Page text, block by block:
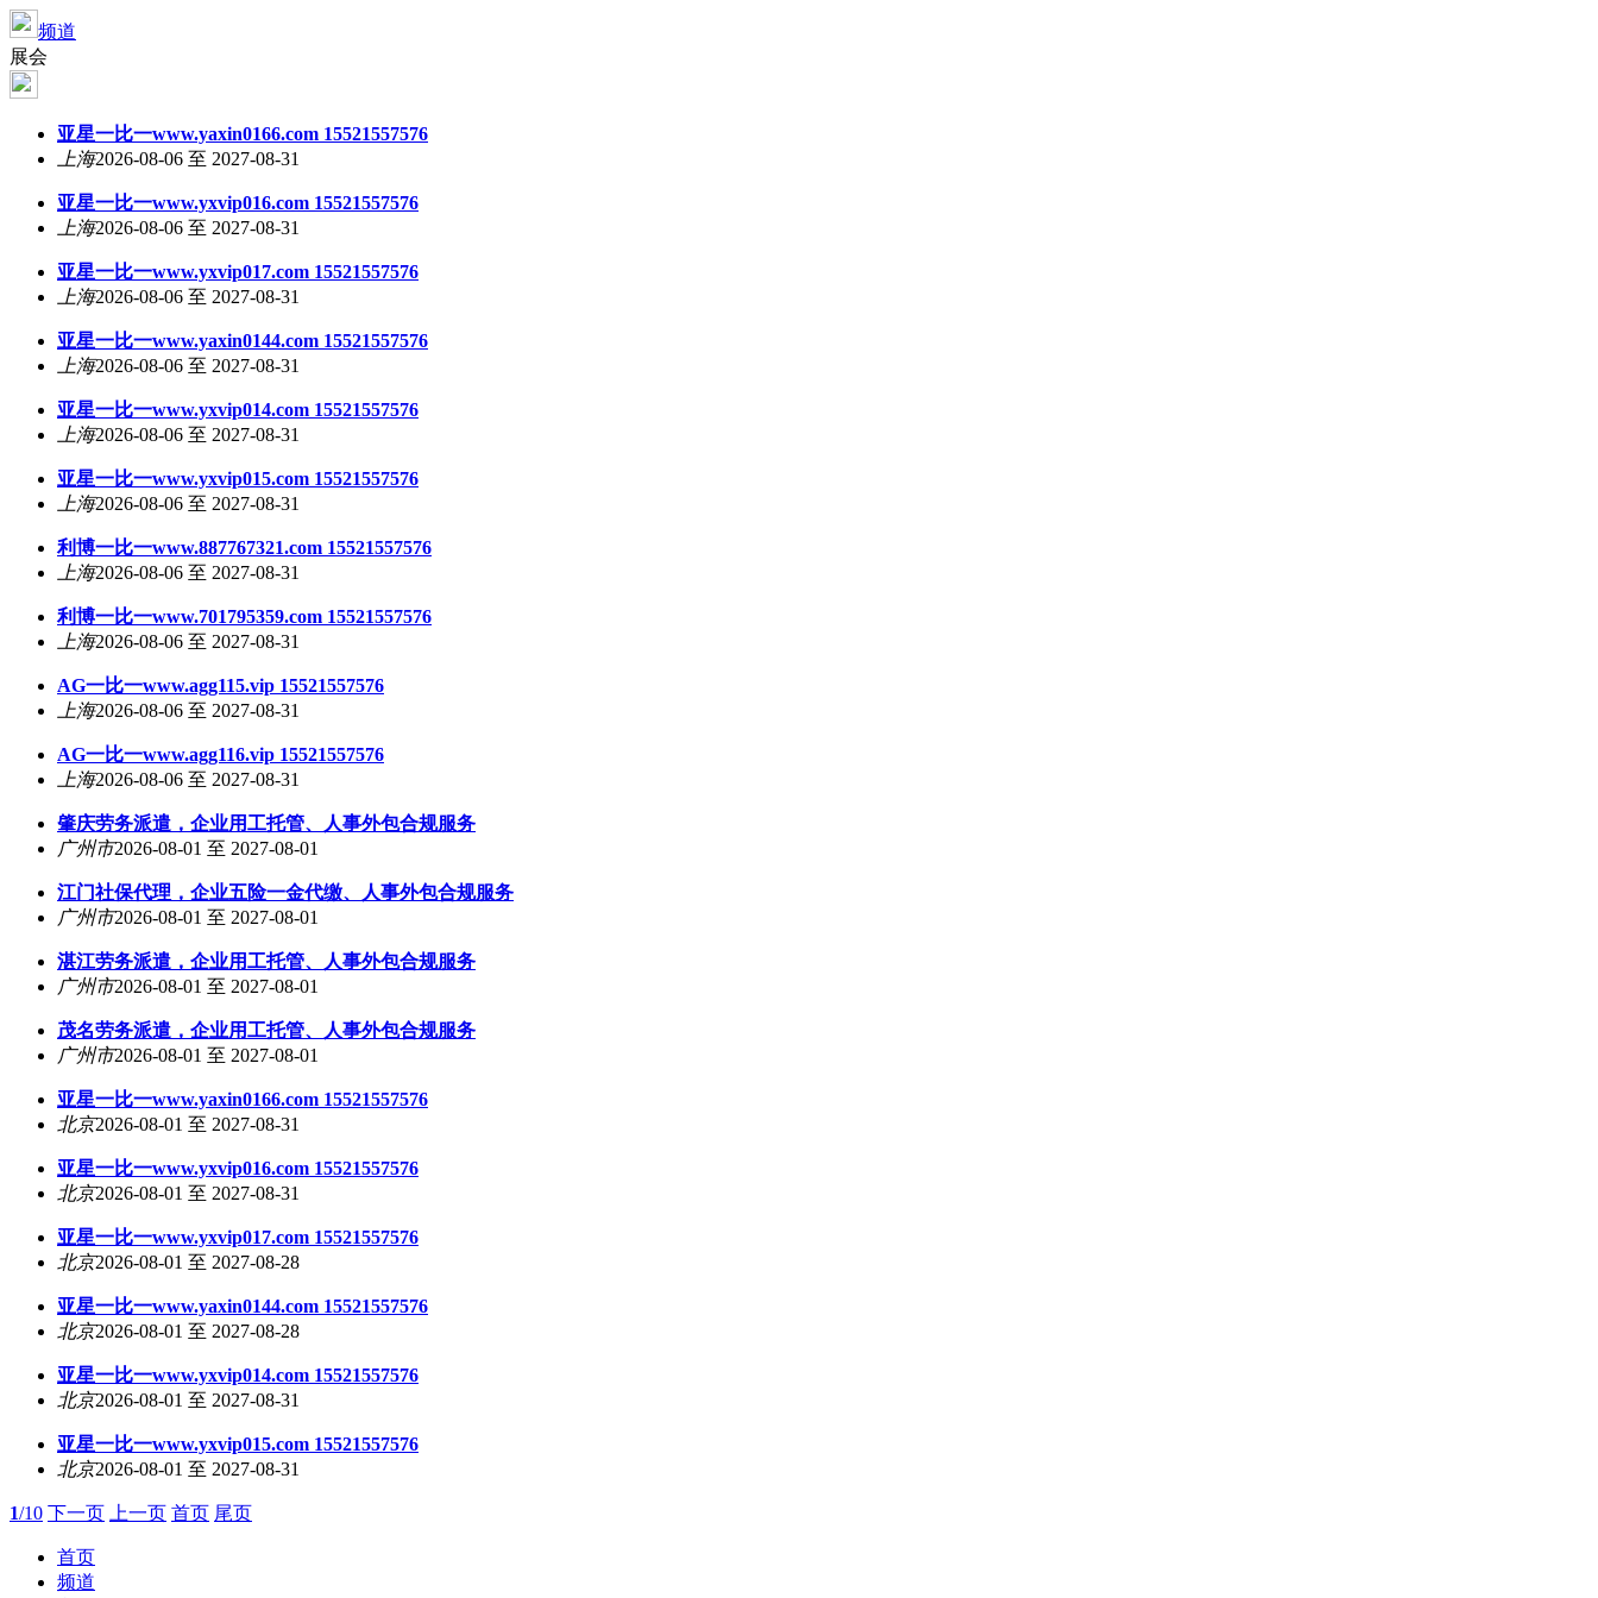
频道
展会
亚星一比一www.yaxin0166.com 15521557576
上海2026-08-06 至 2027-08-31
亚星一比一www.yxvip016.com 15521557576
上海2026-08-06 至 2027-08-31
亚星一比一www.yxvip017.com 15521557576
上海2026-08-06 至 2027-08-31
亚星一比一www.yaxin0144.com 15521557576
上海2026-08-06 至 2027-08-31
亚星一比一www.yxvip014.com 15521557576
上海2026-08-06 至 2027-08-31
亚星一比一www.yxvip015.com 15521557576
上海2026-08-06 至 2027-08-31
利博一比一www.887767321.com 15521557576
上海2026-08-06 至 2027-08-31
利博一比一www.701795359.com 15521557576
上海2026-08-06 至 2027-08-31
AG一比一www.agg115.vip 15521557576
上海2026-08-06 至 2027-08-31
AG一比一www.agg116.vip 15521557576
上海2026-08-06 至 2027-08-31
肇庆劳务派遣，企业用工托管、人事外包合规服务
广州市2026-08-01 至 2027-08-01
江门社保代理，企业五险一金代缴、人事外包合规服务
广州市2026-08-01 至 2027-08-01
湛江劳务派遣，企业用工托管、人事外包合规服务
广州市2026-08-01 至 2027-08-01
茂名劳务派遣，企业用工托管、人事外包合规服务
广州市2026-08-01 至 2027-08-01
亚星一比一www.yaxin0166.com 15521557576
北京2026-08-01 至 2027-08-31
亚星一比一www.yxvip016.com 15521557576
北京2026-08-01 至 2027-08-31
亚星一比一www.yxvip017.com 15521557576
北京2026-08-01 至 2027-08-28
亚星一比一www.yaxin0144.com 15521557576
北京2026-08-01 至 2027-08-28
亚星一比一www.yxvip014.com 15521557576
北京2026-08-01 至 2027-08-31
亚星一比一www.yxvip015.com 15521557576
北京2026-08-01 至 2027-08-31
1/10 下一页 上一页 首页 尾页
首页
频道